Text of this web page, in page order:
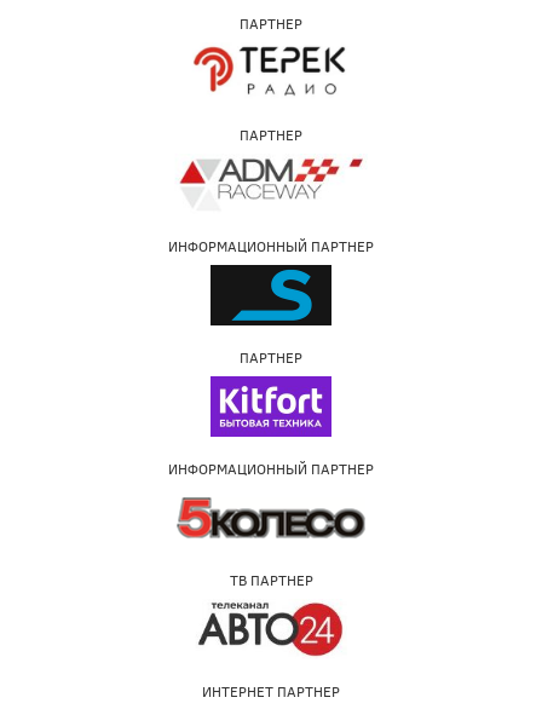
ПАРТНЕР
ПАРТНЕР
ИНФОРМАЦИОННЫЙ ПАРТНЕР
ПАРТНЕР
ИНФОРМАЦИОННЫЙ ПАРТНЕР
ТВ ПАРТНЕР
ИНТЕРНЕТ ПАРТНЕР